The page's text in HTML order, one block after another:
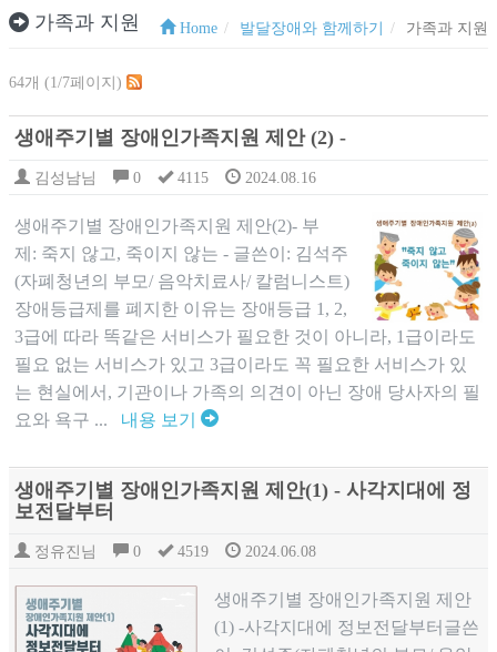
가족과 지원 Home 발달장애와 함께하기 가족과 지원
64개 (1/7페이지)
생애주기별 장애인가족지원 제안 (2) -
김성남님 0 4115 2024.08.16
생애주기별 장애인가족지원 제안(2)- 부
제: 죽지 않고, 죽이지 않는 - 글쓴이: 김석주
(자폐청년의 부모/ 음악치료사/ 칼럼니스트)​
장애등급제를 폐지한 이유는 장애등급 1, 2,
3급에 따라 똑같은 서비스가 필요한 것이 아니라, 1급이라도
필요 없는 서비스가 있고 3급이라도 꼭 필요한 서비스가 있
는 현실에서, 기관이나 가족의 의견이 아닌 장애 당사자의 필
요와 욕구 ... 내용 보기
생애주기별 장애인가족지원 제안(1) - 사각지대에 정
보전달부터
정유진님 0 4519 2024.06.08
생애주기별 장애인가족지원 제안
(1) -사각지대에 정보전달부터글쓴